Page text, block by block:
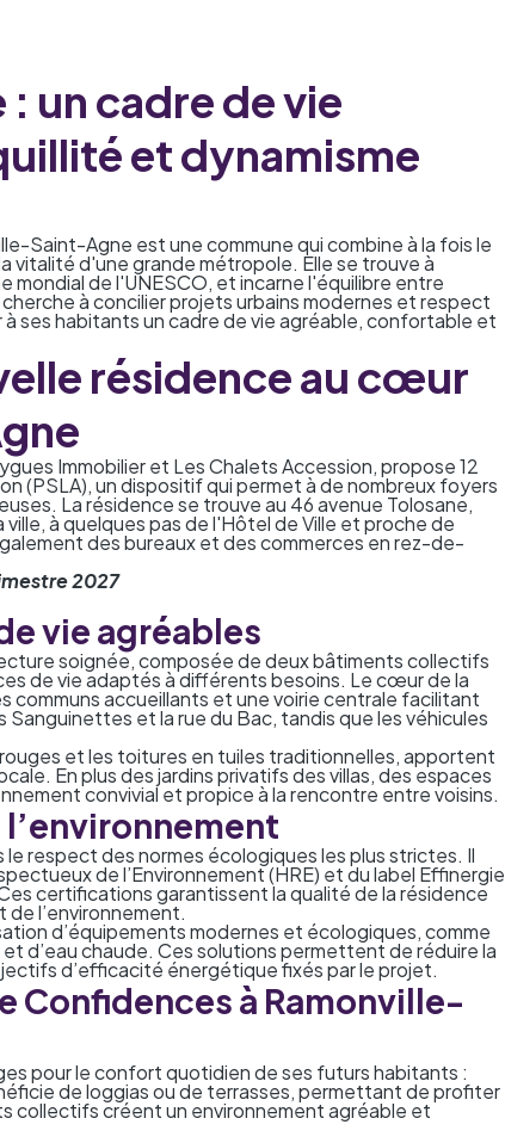
un cadre de vie
et dynamisme
Saint-Agne est une commune qui combine à la fois le
vitalité d'une grande métropole. Elle se trouve à
mondial de l'UNESCO, et incarne l'équilibre entre
à concilier projets urbains modernes et respect
ses habitants un cadre de vie agréable, confortable et
résidence au cœur
Immobilier et Les Chalets Accession, propose 12
(PSLA), un dispositif qui permet à de nombreux foyers
La résidence se trouve au 46 avenue Tolosane,
à quelques pas de l'Hôtel de Ville et proche de
des bureaux et des commerces en rez-de-
2027
vie agréables
soignée, composée de deux bâtiments collectifs
de vie adaptés à différents besoins. Le cœur de la
accueillants et une voirie centrale facilitant
et la rue du Bac, tandis que les véhicules
et les toitures en tuiles traditionnelles, apportent
En plus des jardins privatifs des villas, des espaces
convivial et propice à la rencontre entre voisins.
respect des normes écologiques les plus strictes. Il
de l’Environnement (HRE) et du label Effinergie
certifications garantissent la qualité de la résidence
l’environnement.
d’équipements modernes et écologiques, comme
d’eau chaude. Ces solutions permettent de réduire la
d’efficacité énergétique fixés par le projet.
Confidences à Ramonville-
pour le confort quotidien de ses futurs habitants :
de loggias ou de terrasses, permettant de profiter
collectifs créent un environnement agréable et